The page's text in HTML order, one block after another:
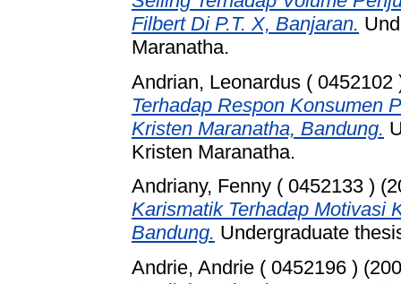
Filbert Di P.T. X, Banjaran.
Maranatha.
Andrian, Leonardus ( 0452102
Terhadap Respon Konsumen
Kristen Maranatha, Bandung.
Kristen Maranatha.
Andriany, Fenny ( 0452133 )
Karismatik Terhadap Motivasi
Bandung. Undergraduate
Andrie, Andrie ( 0452196 )